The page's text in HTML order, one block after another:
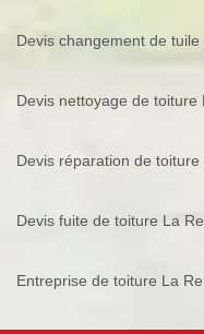
Devis changement de tuile
Devis nettoyage de toiture
Devis réparation de
Devis fuite de toiture La
Entreprise de toiture La